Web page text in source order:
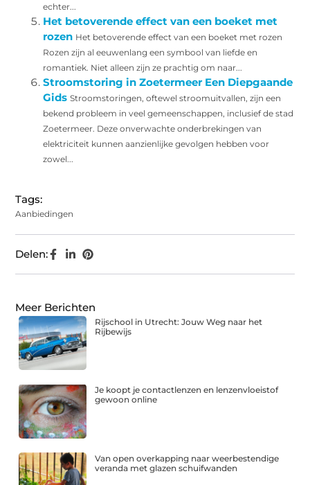
echter...
Het betoverende effect van een boeket met
rozen Het betoverende effect van een boeket met rozen
Rozen zijn al eeuwenlang een symbool van liefde en
romantiek. Niet alleen zijn ze prachtig om naar...
Stroomstoring in Zoetermeer Een Diepgaande
Gids Stroomstoringen, oftewel stroomuitvallen, zijn een
bekend probleem in veel gemeenschappen, inclusief de stad
Zoetermeer. Deze onverwachte onderbrekingen van
elektriciteit kunnen aanzienlijke gevolgen hebben voor
zowel...
Tags:
Aanbiedingen
Delen:
Meer Berichten
Rijschool in Utrecht: Jouw Weg naar het
Rijbewijs
Je koopt je contactlenzen en lenzenvloeistof
gewoon online
Van open overkapping naar weerbestendige
veranda met glazen schuifwanden